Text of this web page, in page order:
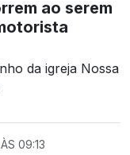
ao serem
da igreja Nossa
09:13